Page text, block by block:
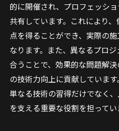
的に開催され、プロフェッシ
共有しています。これにより
点を得ることができ、実際の
なります。また、異なるプロ
合うことで、効果的な問題解
の技術力向上に貢献しています
単なる技術の習得だけでなく
を支える重要な役割を担ってい